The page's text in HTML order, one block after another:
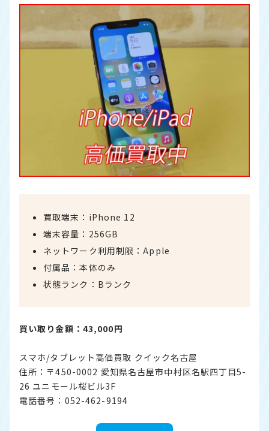
買取端末：iPhone 12
端末容量：256GB
ネットワーク利用制限：Apple
付属品：本体のみ
状態ランク：Bランク
買い取り金額：43,000円
スマホ/タブレット高価買取 クイック名古屋
住所：〒450-0002 愛知県名古屋市中村区名駅四丁目5-
26 ユニモール桜ビル3F
電話番号：052-462-9194